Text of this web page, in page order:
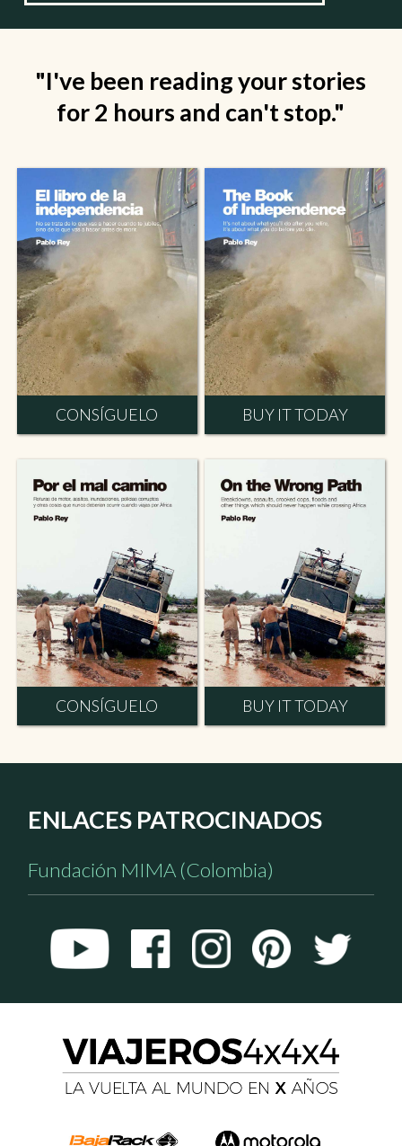
"I've been reading your stories
for 2 hours and can't stop."
CONSÍGUELO BUY IT TODAY
CONSÍGUELO BUY IT TODAY
ENLACES PATROCINADOS
Fundación MIMA (Colombia)